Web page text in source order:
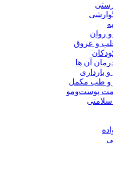
روان
و عروق
آن ها
بارداری
و طب مکمل
پوست‌ومو